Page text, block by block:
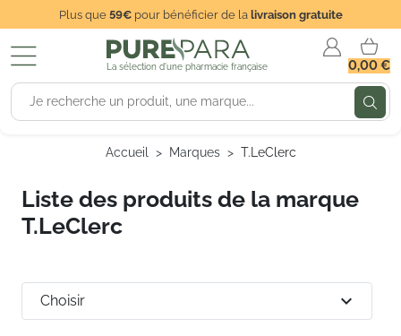
Plus que59€pour bénéficier de lalivraison gratuite
La sélection d'une pharmacie française 0,00 €
Accueil Marques T.LeClerc
Liste des produits de la marque
T.LeClerc
Choisir expand_more